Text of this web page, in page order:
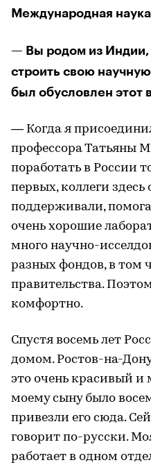
Международная
— Вы родом из
строить свою
был обусловлен этот
— Когда я
профессора Татьяны
поработать в России
первых, коллеги здесь
поддерживали,
очень хорошие
много научно-
разных фондов, в том
правительства.
комфортно.
Спустя восемь лет
домом. Ростов-на-
это очень красивый и
моему сыну было
привезли его сюда.
говорит по-русски.
работает в одном